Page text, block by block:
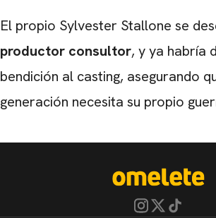
El propio Sylvester Stallone se
productor consultor, y ya habría
bendición al casting, asegurando
generación necesita su propio